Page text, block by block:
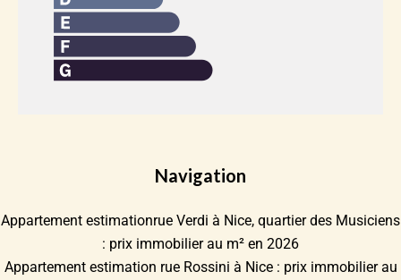
Navigation
Appartement estimationrue Verdi à Nice, quartier des Musiciens
: prix immobilier au m² en 2026
Appartement estimation rue Rossini à Nice : prix immobilier au